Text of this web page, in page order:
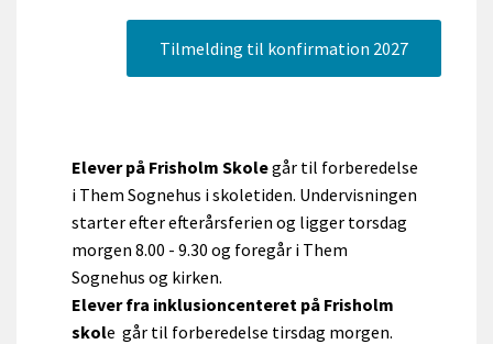
Tilmelding til konfirmation 2027
Elever på Frisholm Skolegår til forberedelse
i Them Sognehus i skoletiden. Undervisningen
starter efter efterårsferien og ligger torsdag
morgen 8.00 - 9.30 og foregår i Them
Sognehus og kirken.
Elever fra inklusioncenteret på Frisholm
skole går til forberedelse tirsdag morgen.